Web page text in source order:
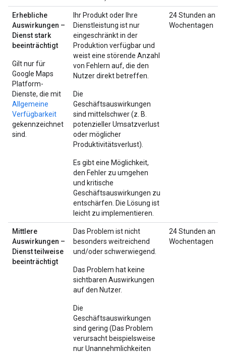
Erhebliche
Auswirkungen –
Dienst stark
beeinträchtigt
Gilt nur für
Google Maps
Platform-
Dienste, die mit
Allgemeine
Verfügbarkeit
gekennzeichnet
sind.
Ihr Produkt oder Ihre
Dienstleistung ist nur
eingeschränkt in der
Produktion verfügbar und
weist eine störende Anzahl
von Fehlern auf, die den
Nutzer direkt betreffen.
Die
Geschäftsauswirkungen
sind mittelschwer (z. B.
potenzieller Umsatzverlust
oder möglicher
Produktivitätsverlust).
Es gibt eine Möglichkeit,
den Fehler zu umgehen
und kritische
Geschäftsauswirkungen zu
entschärfen. Die Lösung ist
leicht zu implementieren.
24 Stunden an
Wochentagen
Mittlere
Auswirkungen –
Dienst teilweise
beeinträchtigt
Das Problem ist nicht
besonders weitreichend
und/oder schwerwiegend.
Das Problem hat keine
sichtbaren Auswirkungen
auf den Nutzer.
Die
Geschäftsauswirkungen
sind gering (Das Problem
verursacht beispielsweise
nur Unannehmlichkeiten
24 Stunden an
Wochentagen